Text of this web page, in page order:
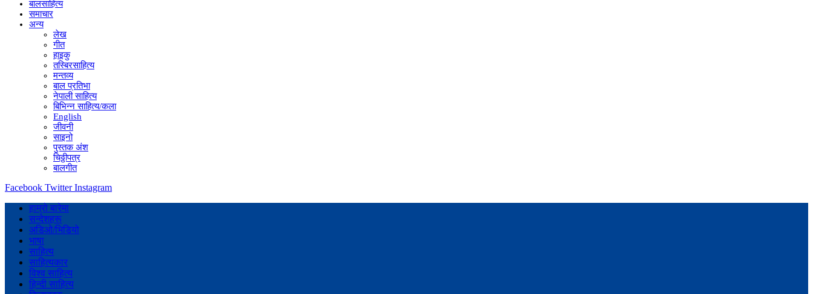
बालसाहित्य
समाचार
अन्य
लेख
गीत
हाइकु
तस्बिरसाहित्य
मन्तव्य
बाल प्रतिभा
नेपाली साहित्य
बिभिन्न साहित्य/कला
English
जीवनी
साइनो
पुस्तक अंश
चिठ्ठीपत्र
बालगीत
Facebook Twitter Instagram
हाम्रो बारेमा
सन्देशहरू
अडिओ/भिडियो
भाषा
साहित्य
साहित्यकार
विश्व साहित्य
हिन्दी साहित्य